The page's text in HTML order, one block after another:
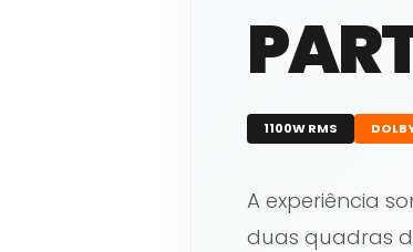
1100W RMS
A experiência
duas quadras